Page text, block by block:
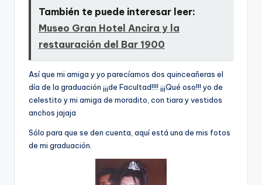
También te puede interesar leer:
Museo Gran Hotel Ancira y la
restauración del Bar 1900
Así­ que mi amiga y yo parecí­amos dos quinceañeras el
dí­a de la graduación ¡¡¡de Facultad!!!! ¡¡¡Qué oso!!! yo de
celestito y mi amiga de moradito, con tiara y vestidos
anchos jajaja
Sólo para que se den cuenta, aquí­ está una de mis fotos
de mi graduación.